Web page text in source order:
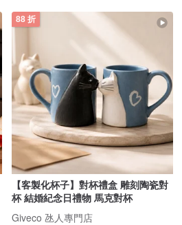
88 折
【客製化杯子】對杯禮盒 雕刻陶瓷對
杯 結婚紀念日禮物 馬克對杯
Giveco 氹人專門店